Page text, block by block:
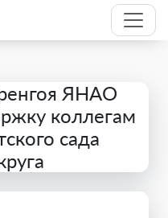
ЯНАО
коллегам
сада